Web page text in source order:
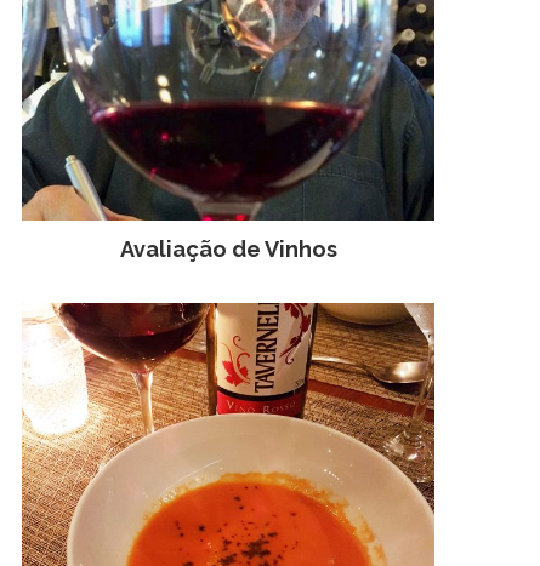
Avaliação de Vinhos